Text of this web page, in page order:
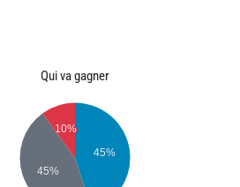
Qui va gagner